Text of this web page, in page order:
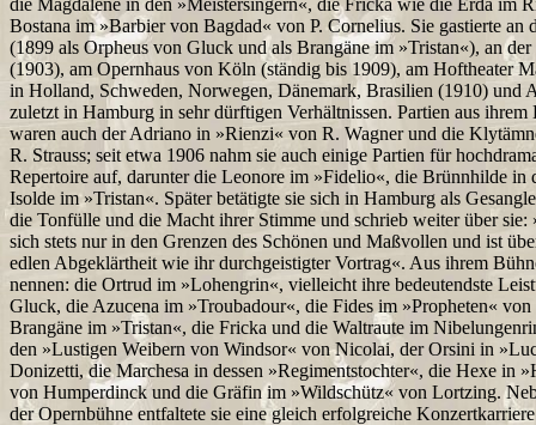
die Magdalene in den »Meistersingern«, die Fricka wie die Erda im
Bostana im »Barbier von Bagdad« von P. Cornelius. Sie gastierte an
(1899 als Orpheus von Gluck und als Brangäne im »Tristan«), an
(1903), am Opernhaus von Köln (ständig bis 1909), am Hoftheater
in Holland, Schweden, Norwegen, Dänemark, Brasilien (1910) und
zuletzt in Hamburg in sehr dürftigen Verhältnissen. Partien aus ihrem
waren auch der Adriano in »Rienzi« von R. Wagner und die
R. Strauss; seit etwa 1906 nahm sie auch einige Partien für
Repertoire auf, darunter die Leonore im »Fidelio«, die Brünnhilde in
Isolde im »Tristan«. Später betätigte sie sich in Hamburg als
die Tonfülle und die Macht ihrer Stimme und schrieb weiter über sie:
sich stets nur in den Grenzen des Schönen und Maßvollen und ist
edlen Abgeklärtheit wie ihr durchgeistigter Vortrag«. Aus ihrem
nennen: die Ortrud im »Lohengrin«, vielleicht ihre bedeutendste
Gluck, die Azucena im »Troubadour«, die Fides im »Propheten« von
Brangäne im »Tristan«, die Fricka und die Waltraute im
den »Lustigen Weibern von Windsor« von Nicolai, der Orsini in
Donizetti, die Marchesa in dessen »Regimentstochter«, die Hexe in
von Humperdinck und die Gräfin im »Wildschütz« von Lortzing.
der Opernbühne entfaltete sie eine gleich erfolgreiche